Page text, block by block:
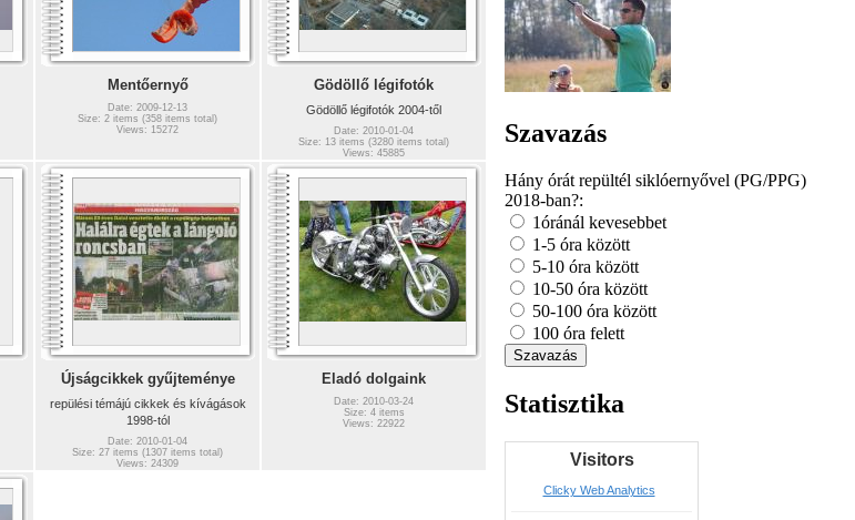
Mentőernyő
Date: 2009-12-13
Size: 2 items (358 items total)
Views: 15272
Gödöllő légifotók
Gödöllő légifotók 2004-től
Date: 2010-01-04
Size: 13 items (3280 items total)
Views: 45885
Újságcikkek gyűjteménye
repülési témájú cikkek és kívágások
1998-tól
Date: 2010-01-04
Size: 27 items (1307 items total)
Views: 24309
Eladó dolgaink
Date: 2010-03-24
Size: 4 items
Views: 22922
Szavazás
Hány órát repültél siklóernyővel (PG/PPG)
2018-ban?:
1óránál kevesebbet
1-5 óra között
5-10 óra között
10-50 óra között
50-100 óra között
100 óra felett
Statisztika